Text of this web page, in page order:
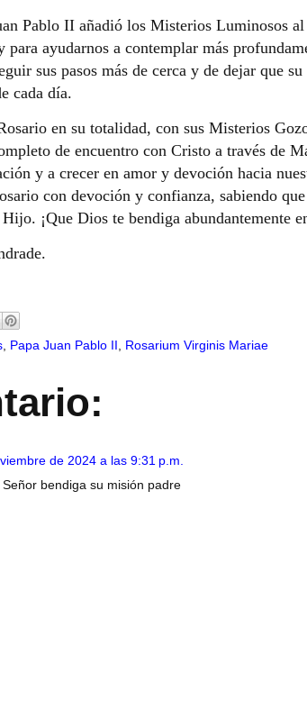
Pablo II añadió los Misterios Luminosos
para ayudarnos a contemplar más
sus pasos más de cerca y de dejar que
cada día.
en su totalidad, con sus Misterios
de encuentro con Cristo a través de
y a crecer en amor y devoción hacia
con devoción y confianza, sabiendo
¡Que Dios te bendiga abundantemente
Papa Juan Pablo II Rosarium Virginis Mariae
de 2024 a las 9:31 p.m.
bendiga su misión padre